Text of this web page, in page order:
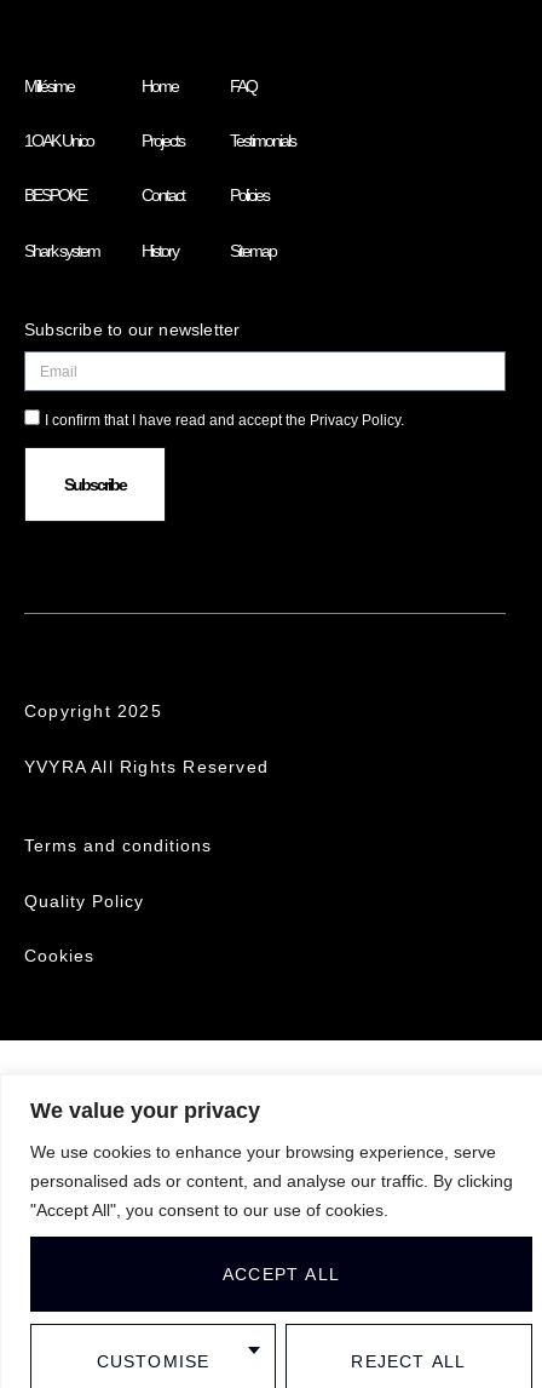
We value your privacy
We use cookies to enhance your browsing experience, serve
personalised ads or content, and analyse our traffic. By clicking
"Accept All", you consent to our use of cookies.
CUSTOMISE REJECT ALL
ACCEPT ALL
Millésime
1OAK Unico
BESPOKE
Shark system
Home
Projects
Contact
History
FAQ
Testimonials
Policies
Sitemap
Subscribe to our newsletter
I confirm that I have read and accept the Privacy Policy.
Subscribe
Copyright 2025
YVYRA All Rights Reserved
Terms and conditions
Quality Policy
Cookies